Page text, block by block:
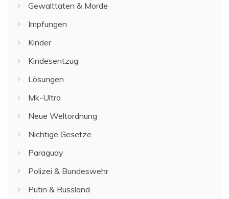
Gewalttaten & Morde
Impfungen
Kinder
Kindesentzug
Lösungen
Mk-Ultra
Neue Weltordnung
Nichtige Gesetze
Paraguay
Polizei & Bundeswehr
Putin & Russland